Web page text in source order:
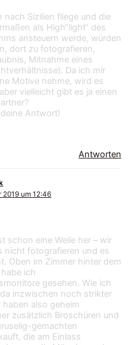
nach Sizilien fliege und die
als High“light“ des
ansteuern werde, würden
dort zu fotografieren,
Mitnahme eines
Da ich mir
Motive nehme, wird es
vielleicht gibt es ja einen
Antwort!
Antworten
2019 um 12:46
schon eine Weile her – wir
nicht fotografieren und es
Oben im Zimmer hinter dem
ich
gesehen. Wie ich
inzwischen noch strikter
also geheim
zusätzlich Broschüren und
gemachten
die am Einlass